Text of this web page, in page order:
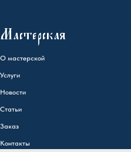
Мастерская
О мастерской
Услуги
Новости
Статьи
Заказ
Контакты